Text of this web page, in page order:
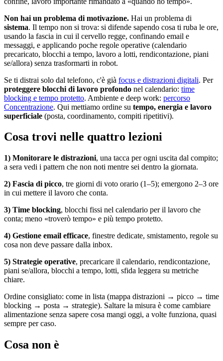
Non hai un problema di motivazione. Hai un problema di
sistema. Il tempo non si trova: si difende sapendo cosa ti ruba le ore,
usando la fascia in cui il cervello regge, confinando email e
messaggi, e applicando poche regole operative (calendario
precaricato, blocchi a tempo, lavoro a lotti, rendicontazione, piani
se/allora) senza trasformarti in robot.
Se ti distrai solo dal telefono, c'è già focus e distrazioni digitali. Per
proteggere blocchi di lavoro profondo nel calendario: time
blocking e tempo protetto. Ambiente e deep work: percorso
Concentrazione. Qui mettiamo ordine su tempo, energia e lavoro
superficiale (posta, coordinamento, compiti ripetitivi).
Cosa trovi nelle quattro lezioni
1) Monitorare le distrazioni, una tacca per ogni uscita dal compito;
a sera vedi i pattern che non noti mentre sei dentro la giornata.
2) Fascia di picco, tre giorni di voto orario (1–5); emergono 2–3 ore
in cui mettere il lavoro che conta.
3) Time blocking, blocchi fissi nel calendario per il lavoro che
conta; meno «troverò tempo» e più tempo protetto.
4) Gestione email efficace, finestre dedicate, smistamento, regole su
cosa non deve passare dalla inbox.
5) Strategie operative, precaricare il calendario, rendicontazione,
piani se/allora, blocchi a tempo, lotti, sfida leggera su metriche
chiare.
Ordine consigliato: come in lista (mappa distrazioni → picco → time
blocking → posta → strategie). Saltare la misura è come cambiare
alimentazione senza sapere cosa mangi oggi, a volte funziona, quasi
sempre per caso.
Cosa non è